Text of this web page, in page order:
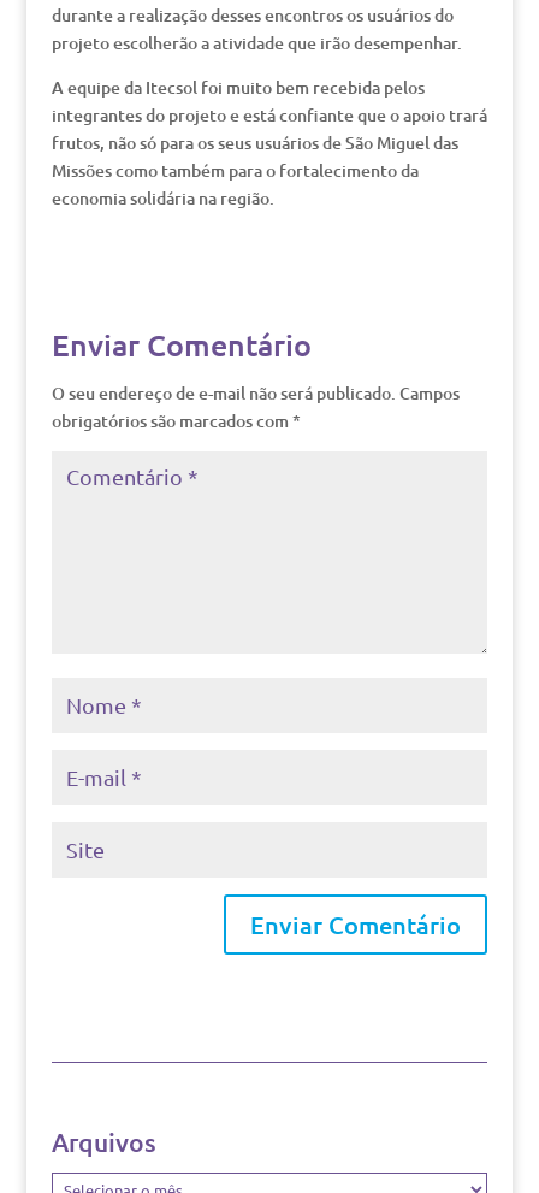
durante a realização desses encontros os usuários do
projeto escolherão a atividade que irão desempenhar.
A equipe da Itecsol foi muito bem recebida pelos
integrantes do projeto e está confiante que o apoio trará
frutos, não só para os seus usuários de São Miguel das
Missões como também para o fortalecimento da
economia solidária na região.
Enviar Comentário
O seu endereço de e-mail não será publicado. Campos
obrigatórios são marcados com *
Arquivos
Arquivos